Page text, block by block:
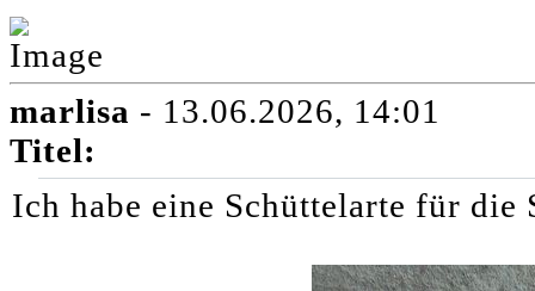
marlisa - 13.06.2026, 14:01
Titel:
Ich habe eine Schüttelarte für die